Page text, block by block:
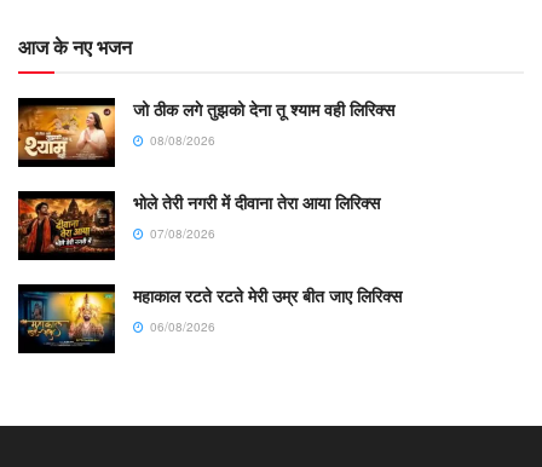
आज के नए भजन
जो ठीक लगे तुझको देना तू श्याम वही लिरिक्स
08/08/2026
भोले तेरी नगरी में दीवाना तेरा आया लिरिक्स
07/08/2026
महाकाल रटते रटते मेरी उम्र बीत जाए लिरिक्स
06/08/2026